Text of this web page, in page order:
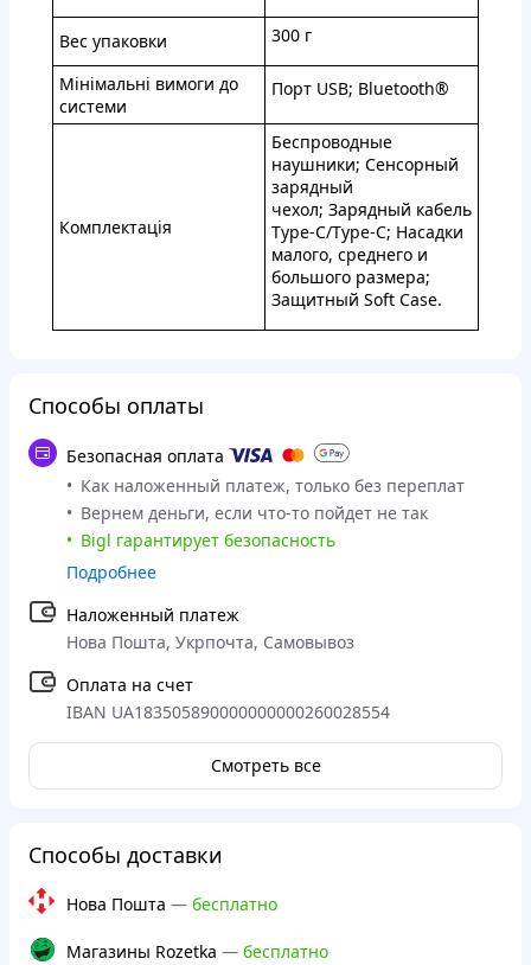
Вес упаковки 300 г
Мінімальні вимоги до
системи
Порт USB; Bluetooth®
Комплектація
Беспроводные
наушники; Сенсорный
зарядный
чехол; Зарядный кабель
Type-C/Type-C; Насадки
малого, среднего и
большого размера;
Защитный Soft Case.
Способы оплаты
Безопасная оплата
Как наложенный платеж, только без переплат
Вернем деньги, если что-то пойдет не так
Bigl гарантирует безопасность
Подробнее
Наложенный платеж
Нова Пошта, Укрпочта, Самовывоз
Оплата на счет
IBAN UA183505890000000000260028554
Смотреть все
Способы доставки
Нова Пошта — бесплатно
Магазины Rozetka — бесплатно